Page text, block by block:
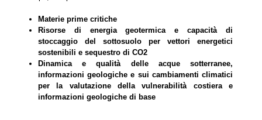
Materie prime critiche
Risorse di energia geotermica e capacità di
stoccaggio del sottosuolo per vettori energetici
sostenibili e sequestro di CO2
Dinamica e qualità delle acque sotterranee,
informazioni geologiche e sui cambiamenti climatici
per la valutazione della vulnerabilità costiera e
informazioni geologiche di base